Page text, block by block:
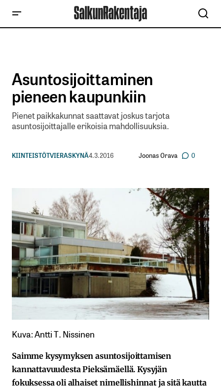
Asuntosijoittaminen
pieneen kaupunkiin
Pienet paikkakunnat saattavat joskus tarjota
asuntosijoittajalle erikoisia mahdollisuuksia.
KIINTEISTÖTVIERASKYNÄ4.3.2016 Joonas Orava 0
Kuva: Antti T. Nissinen
Saimme kysymyksen asuntosijoittamisen
kannattavuudesta Pieksämäellä. Kysyjän
fokuksessa oli alhaiset nimellishinnat ja sitä kautta